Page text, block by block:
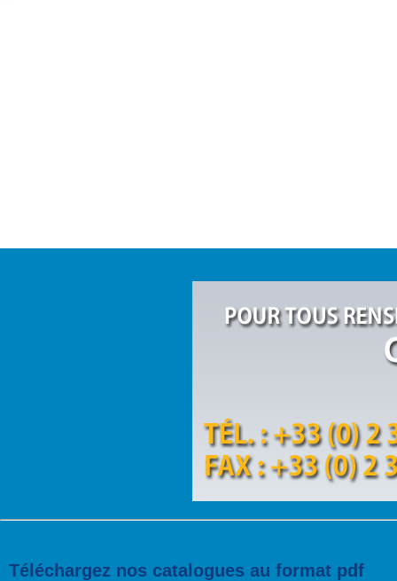
Téléchargez nos catalogues au format pdf